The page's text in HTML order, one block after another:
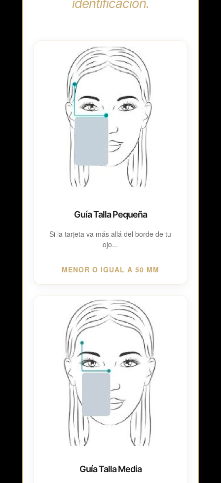
identificación.
Guía Talla Pequeña
Si la tarjeta va más allá del borde de tu
ojo...
MENOR O IGUAL A 50 MM
Guía Talla Media